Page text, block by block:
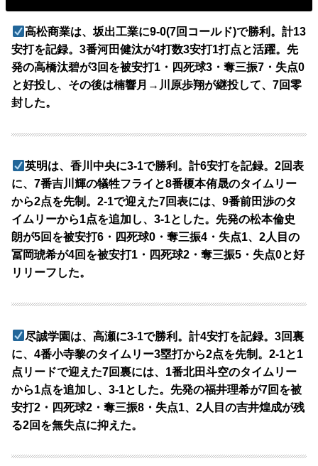
高松商業は、坂出工業に9-0(7回コールド)で勝利。計13
安打を記録。3番河田健汰が4打数3安打1打点と活躍。先
発の高橋汰碧が3回を被安打1・四死球3・奪三振7・失点0
と好投し、その後は楠響月→川原歩翔が継投して、7回零
封した。
英明は、香川中央に3-1で勝利。計6安打を記録。2回表
に、7番吉川輝の犠牲フライと8番榎本侑晟のタイムリー
から2点を先制。2-1で迎えた7回表には、9番前田渉のタ
イムリーから1点を追加し、3-1とした。先発の松本倫史
朗が5回を被安打6・四死球0・奪三振4・失点1、2人目の
冨岡琥希が4回を被安打1・四死球2・奪三振5・失点0と好
リリーフした。
尽誠学園は、高瀬に3-1で勝利。計4安打を記録。3回裏
に、4番小寺黎のタイムリー3塁打から2点を先制。2-1と1
点リードで迎えた7回裏には、1番北田斗空のタイムリー
から1点を追加し、3-1とした。先発の福井理希が7回を被
安打2・四死球2・奪三振8・失点1、2人目の吉井煌成が残
る2回を無失点に抑えた。